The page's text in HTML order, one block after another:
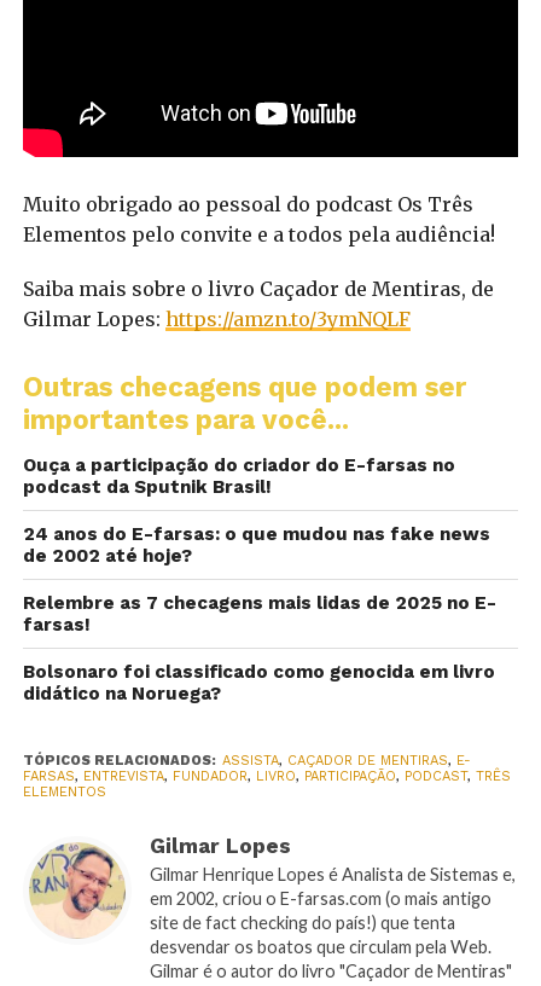
Muito obrigado ao pessoal do podcast Os Três
Elementos pelo convite e a todos pela audiência!
Saiba mais sobre o livro Caçador de Mentiras, de
Gilmar Lopes: https://amzn.to/3ymNQLF
Outras checagens que podem ser
importantes para você...
Ouça a participação do criador do E-farsas no
podcast da Sputnik Brasil!
24 anos do E-farsas: o que mudou nas fake news
de 2002 até hoje?
Relembre as 7 checagens mais lidas de 2025 no E-
farsas!
Bolsonaro foi classificado como genocida em livro
didático na Noruega?
TÓPICOS RELACIONADOS: ASSISTA, CAÇADOR DE MENTIRAS, E-
FARSAS, ENTREVISTA, FUNDADOR, LIVRO, PARTICIPAÇÃO, PODCAST, TRÊS
ELEMENTOS
Gilmar Lopes
Gilmar Henrique Lopes é Analista de Sistemas e,
em 2002, criou o E-farsas.com (o mais antigo
site de fact checking do país!) que tenta
desvendar os boatos que circulam pela Web.
Gilmar é o autor do livro "Caçador de Mentiras"